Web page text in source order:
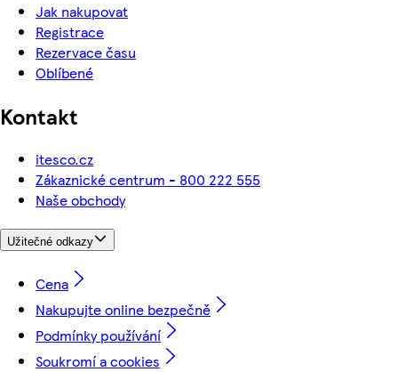
Jak nakupovat
Registrace
Rezervace času
Oblíbené
Kontakt
itesco.cz
Zákaznické centrum - 800 222 555
Naše obchody
Užitečné odkazy
Cena
Nakupujte online bezpečně
Podmínky používání
Soukromí a cookies